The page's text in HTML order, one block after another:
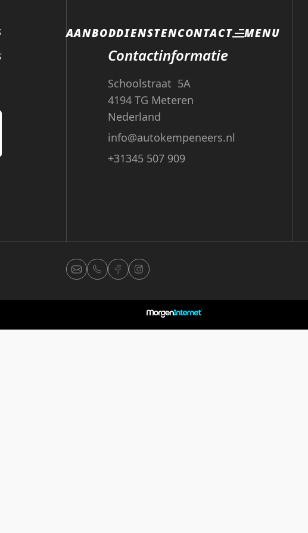
AANBODDIENSTENCONTACT MENU
Contactinformatie
Schoolstraat 5A
4194 TG Meteren
Nederland
info@autokempeneers.nl
+31345 507 909